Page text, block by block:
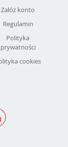
Załóż konto
Regulamin
Polityka
prywatności
cookies